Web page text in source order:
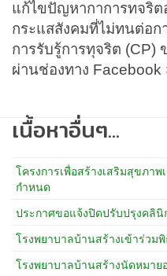
แก้ไขปัญหากาการทจริต
กระแสสังคมที่ไม่ทนต่อ
การรับรู้การทุจริต (CP)
ผ่านช่องทาง
เนื้อหาอื่นๆ...
โครงการเพื่อสร้างเสริมสุขภา
กำหนด
ประกาศขอแจ้งปิดปรับปรุงคลิ
โรงพยาบาลบ้านสร้างเข้าร่ว
โรงพยาบาลบ้านสร้างนัดหมา